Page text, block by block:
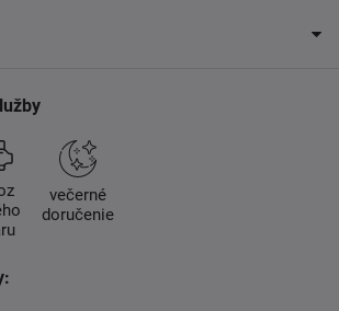
večerné
doručenie